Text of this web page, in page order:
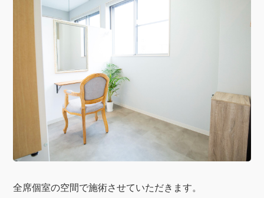
全席個室の空間で施術させていただきます。